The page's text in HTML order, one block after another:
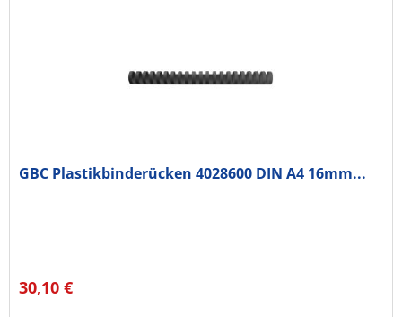
GBC Plastikbinderücken 4028600 DIN A4 16mm...
30,10 €